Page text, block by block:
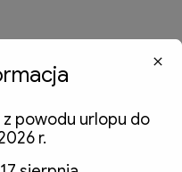
powodu urlopu do
r.